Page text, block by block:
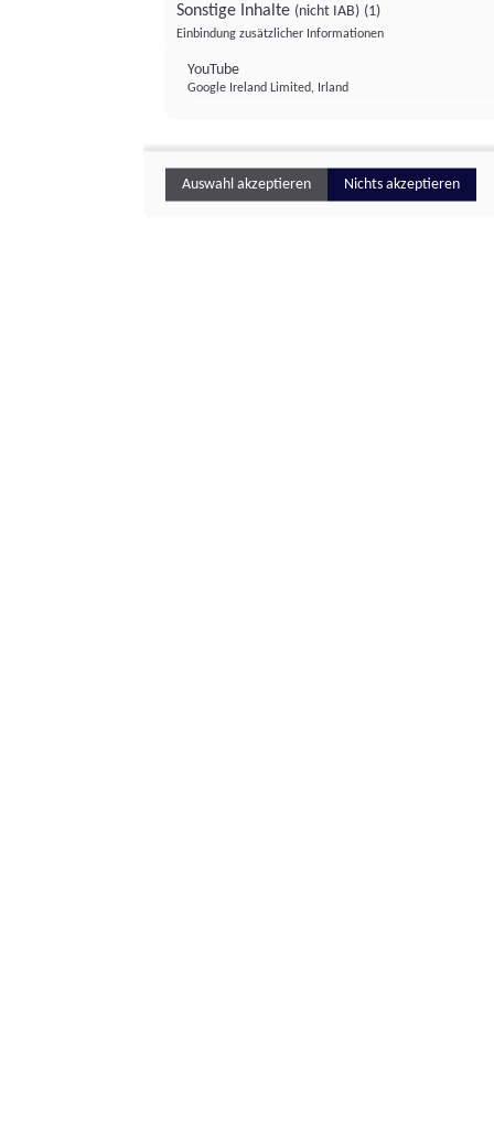
Sonstige Inhalte (nicht IAB) (1)
Einbindung zusätzlicher Informationen
YouTube
Google Ireland Limited, Irland
Auswahl akzeptieren Nichts akzeptieren